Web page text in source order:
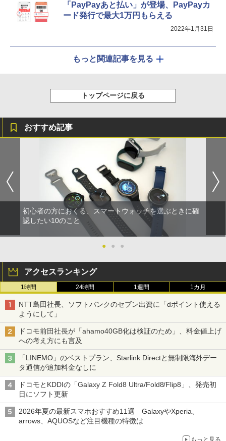
「PayPayあと払い」が登場、PayPayカ
ード発行で最大1万円もらえる
2022年1月31日
もっと関連記事を見る
トップページに戻る
おすすめ記事
初心者の方におくる、スマートウォッチを選ぶときに確
認したい10のこと
● ● ●
アクセスランキング
1時間 24時間 1週間 1カ月
NTT島田社長、ソフトバンクのセブン出資に「dポイント使える
ようにして」
ドコモ前田社長が「ahamo40GB化は検証のため」、料金値上げ
への考え方にも言及
「LINEMO」のベストプラン、Starlink Directと無制限海外デー
タ通信が追加料金なしに
ドコモとKDDIの「Galaxy Z Fold8 Ultra/Fold8/Flip8」、発売初
日にソフト更新
2026年夏の最新スマホおすすめ11選 GalaxyやXperia、
arrows、AQUOSなど注目機種の特徴は
もっと見る